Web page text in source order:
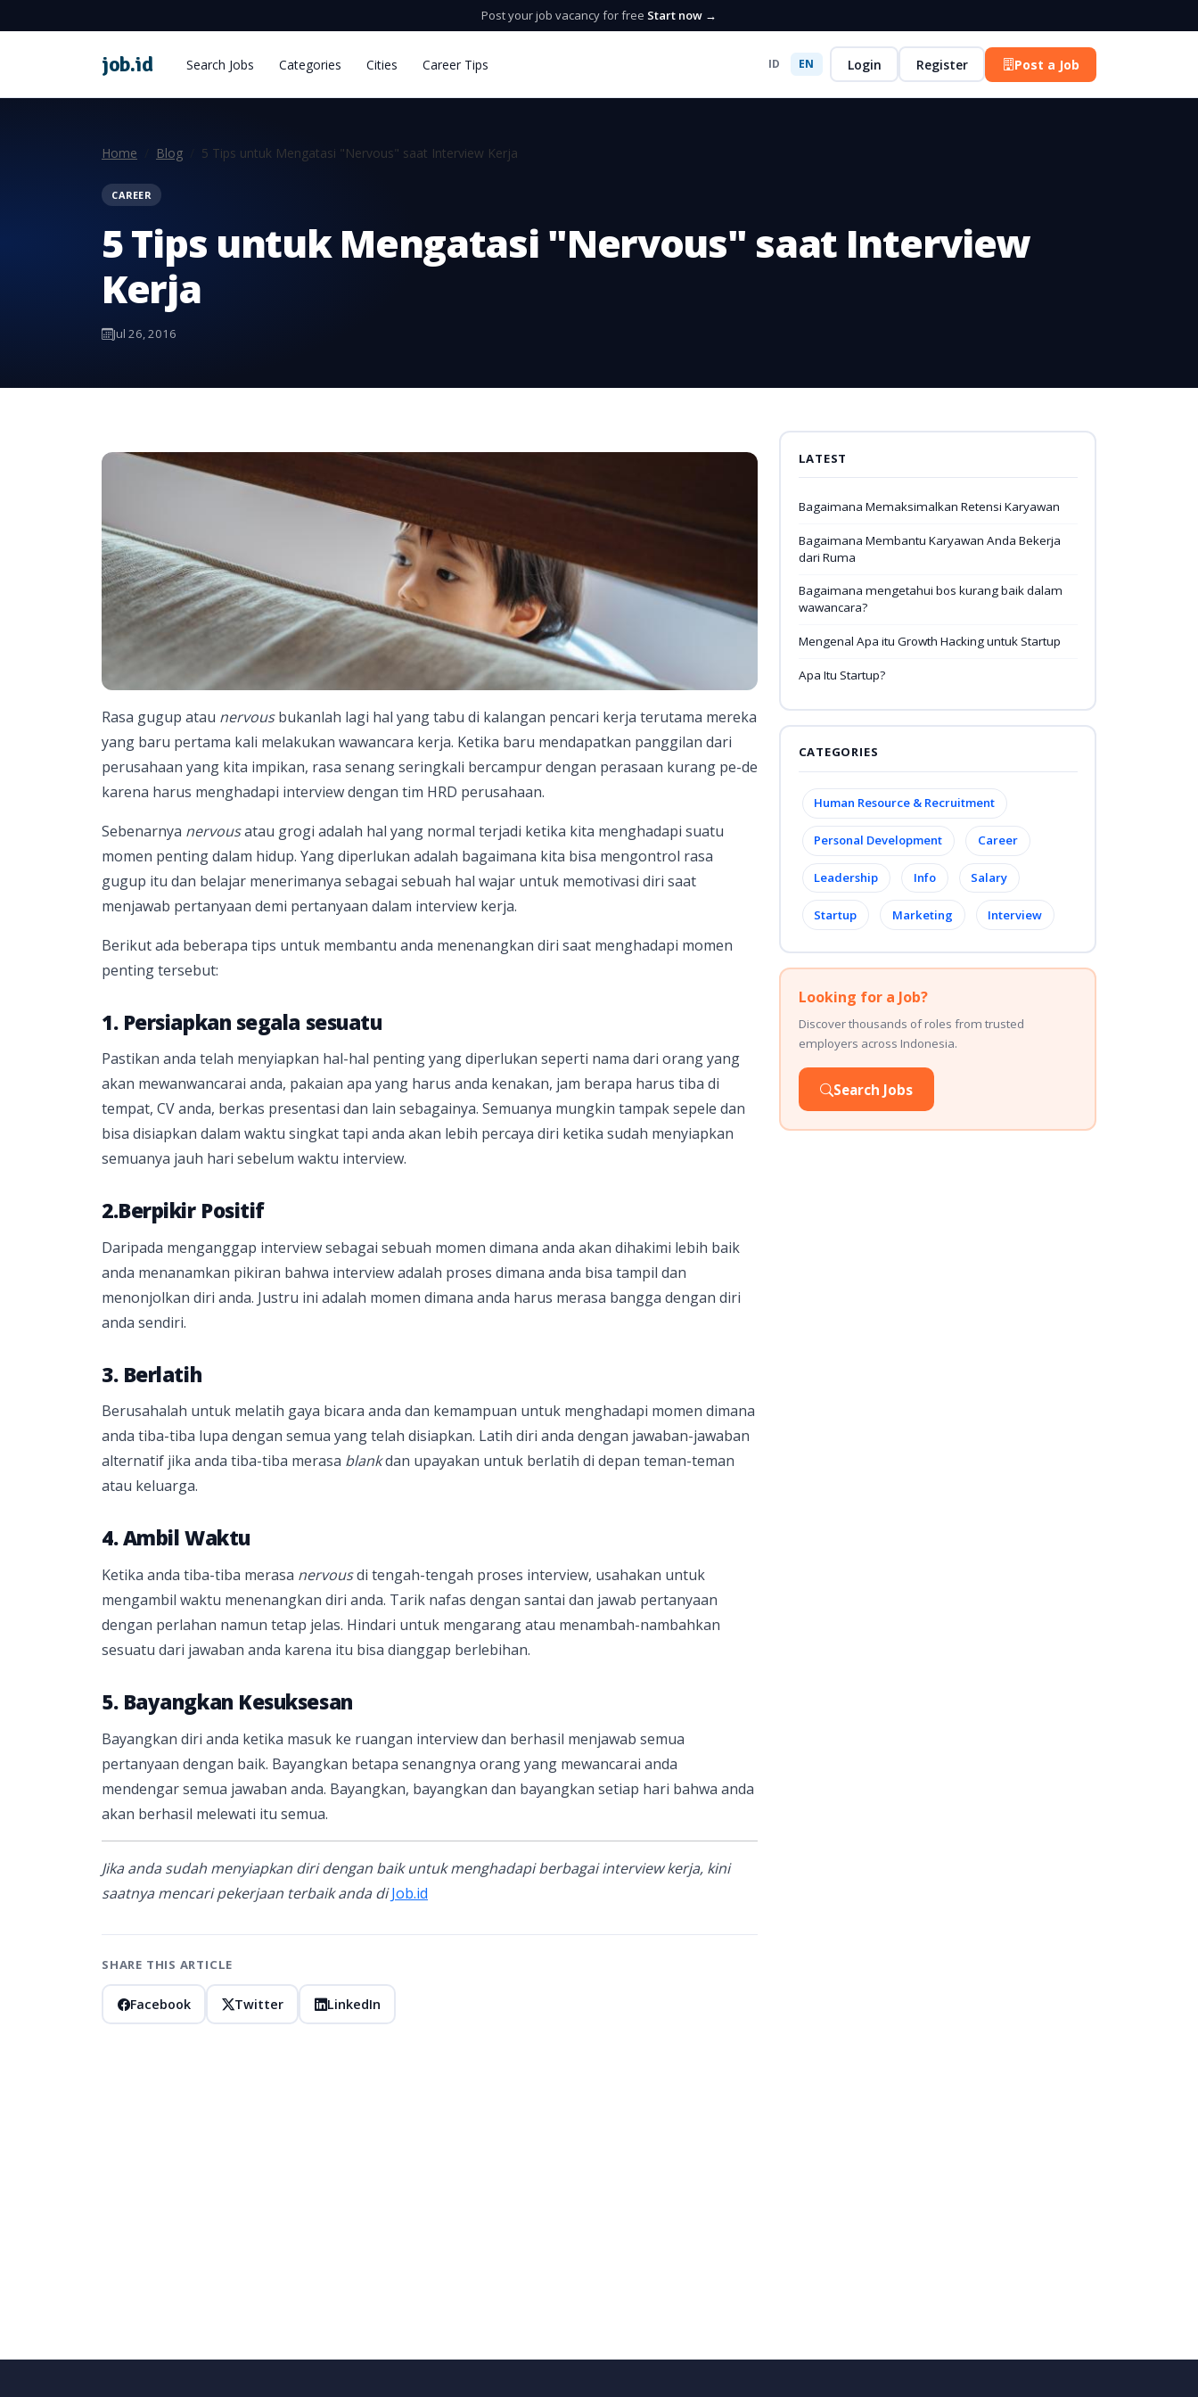
Post your job vacancy for free Start now →
job.id Search Jobs Categories Cities Career Tips ID EN Login Register Post a Job
Home Blog 5 Tips untuk Mengatasi "Nervous" saat Interview Kerja
CAREER
5 Tips untuk Mengatasi "Nervous" saat Interview
Kerja
Jul 26, 2016
Rasa gugup atau nervousbukanlah lagi hal yang tabu di kalangan pencari kerja terutama mereka
yang baru pertama kali melakukan wawancara kerja. Ketika baru mendapatkan panggilan dari
perusahaan yang kita impikan, rasa senang seringkali bercampur dengan perasaan kurang pe-de
karena harus menghadapi interview dengan tim HRD perusahaan.
Sebenarnya nervousatau grogi adalah hal yang normal terjadi ketika kita menghadapi suatu
momen penting dalam hidup. Yang diperlukan adalah bagaimana kita bisa mengontrol rasa
gugup itu dan belajar menerimanya sebagai sebuah hal wajar untuk memotivasi diri saat
menjawab pertanyaan demi pertanyaan dalam interview kerja.
Berikut ada beberapa tips untuk membantu anda menenangkan diri saat menghadapi momen
penting tersebut:
1. Persiapkan segala sesuatu
Pastikan anda telah menyiapkan hal-hal penting yang diperlukan seperti nama dari orang yang
akan mewanwancarai anda, pakaian apa yang harus anda kenakan, jam berapa harus tiba di
tempat, CV anda, berkas presentasi dan lain sebagainya. Semuanya mungkin tampak sepele dan
bisa disiapkan dalam waktu singkat tapi anda akan lebih percaya diri ketika sudah menyiapkan
semuanya jauh hari sebelum waktu interview.
2.Berpikir Positif
Daripada menganggap interview sebagai sebuah momen dimana anda akan dihakimi lebih baik
anda menanamkan pikiran bahwa interview adalah proses dimana anda bisa tampil dan
menonjolkan diri anda. Justru ini adalah momen dimana anda harus merasa bangga dengan diri
anda sendiri.
3. Berlatih
Berusahalah untuk melatih gaya bicara anda dan kemampuan untuk menghadapi momen dimana
anda tiba-tiba lupa dengan semua yang telah disiapkan. Latih diri anda dengan jawaban-jawaban
alternatif jika anda tiba-tiba merasa blankdan upayakan untuk berlatih di depan teman-teman
atau keluarga.
4. Ambil Waktu
Ketika anda tiba-tiba merasa nervousdi tengah-tengah proses interview, usahakan untuk
mengambil waktu menenangkan diri anda. Tarik nafas dengan santai dan jawab pertanyaan
dengan perlahan namun tetap jelas. Hindari untuk mengarang atau menambah-nambahkan
sesuatu dari jawaban anda karena itu bisa dianggap berlebihan.
5. Bayangkan Kesuksesan
Bayangkan diri anda ketika masuk ke ruangan interview dan berhasil menjawab semua
pertanyaan dengan baik. Bayangkan betapa senangnya orang yang mewancarai anda
mendengar semua jawaban anda. Bayangkan, bayangkan dan bayangkan setiap hari bahwa anda
akan berhasil melewati itu semua.
Jika anda sudah menyiapkan diri dengan baik untuk menghadapi berbagai interview kerja, kini
saatnya mencari pekerjaan terbaik anda di Job.id
SHARE THIS ARTICLE
Facebook Twitter LinkedIn
LATEST
Bagaimana Memaksimalkan Retensi Karyawan
Bagaimana Membantu Karyawan Anda Bekerja
dari Ruma
Bagaimana mengetahui bos kurang baik dalam
wawancara?
Mengenal Apa itu Growth Hacking untuk Startup
Apa Itu Startup?
CATEGORIES
Human Resource & Recruitment
Personal Development Career
Leadership Info Salary
Startup Marketing Interview
Looking for a Job?
Discover thousands of roles from trusted
employers across Indonesia.
Search Jobs